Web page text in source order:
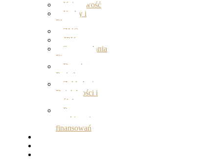
Księgowość
Kadry i
Płace
ZUS
JPK
Sprawozdania
Finansowe
Doradztwo
Podatkowe
Zakładanie
Działalności i
spółek
Pomoc w
uzyskiwaniu
finansowań